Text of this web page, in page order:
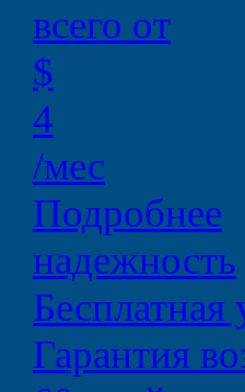
всего от
$
4
/мес
Подробнее
надежность
Бесплатная
Гарантия